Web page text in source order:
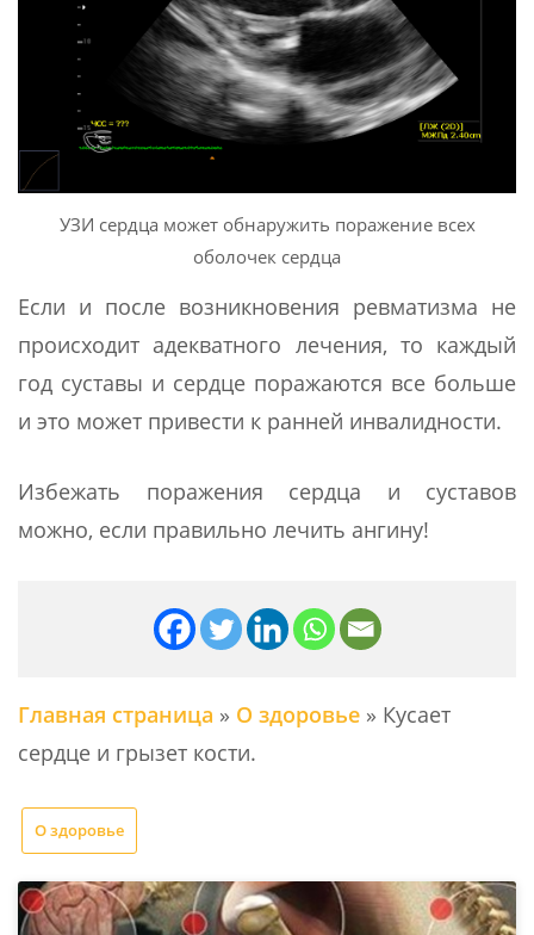
УЗИ сердца может обнаружить поражение всех
оболочек сердца
Если и после возникновения ревматизма не
происходит адекватного лечения, то каждый
год суставы и сердце поражаются все больше
и это может привести к ранней инвалидности.
Избежать поражения сердца и суставов
можно, если правильно лечить ангину!
Главная страница » О здоровье » Кусает
сердце и грызет кости.
О здоровье